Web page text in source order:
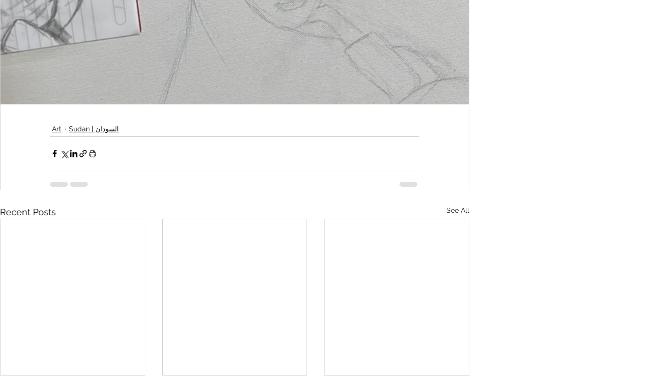
Art Sudan | السودان
Recent Posts See All